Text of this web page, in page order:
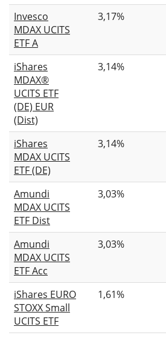
Invesco
MDAX UCITS
ETF A
3,17%
iShares
MDAX®
UCITS ETF
(DE) EUR
(Dist)
3,14%
iShares
MDAX UCITS
ETF (DE)
3,14%
Amundi
MDAX UCITS
ETF Dist
3,03%
Amundi
MDAX UCITS
ETF Acc
3,03%
iShares EURO
STOXX Small
UCITS ETF
1,61%